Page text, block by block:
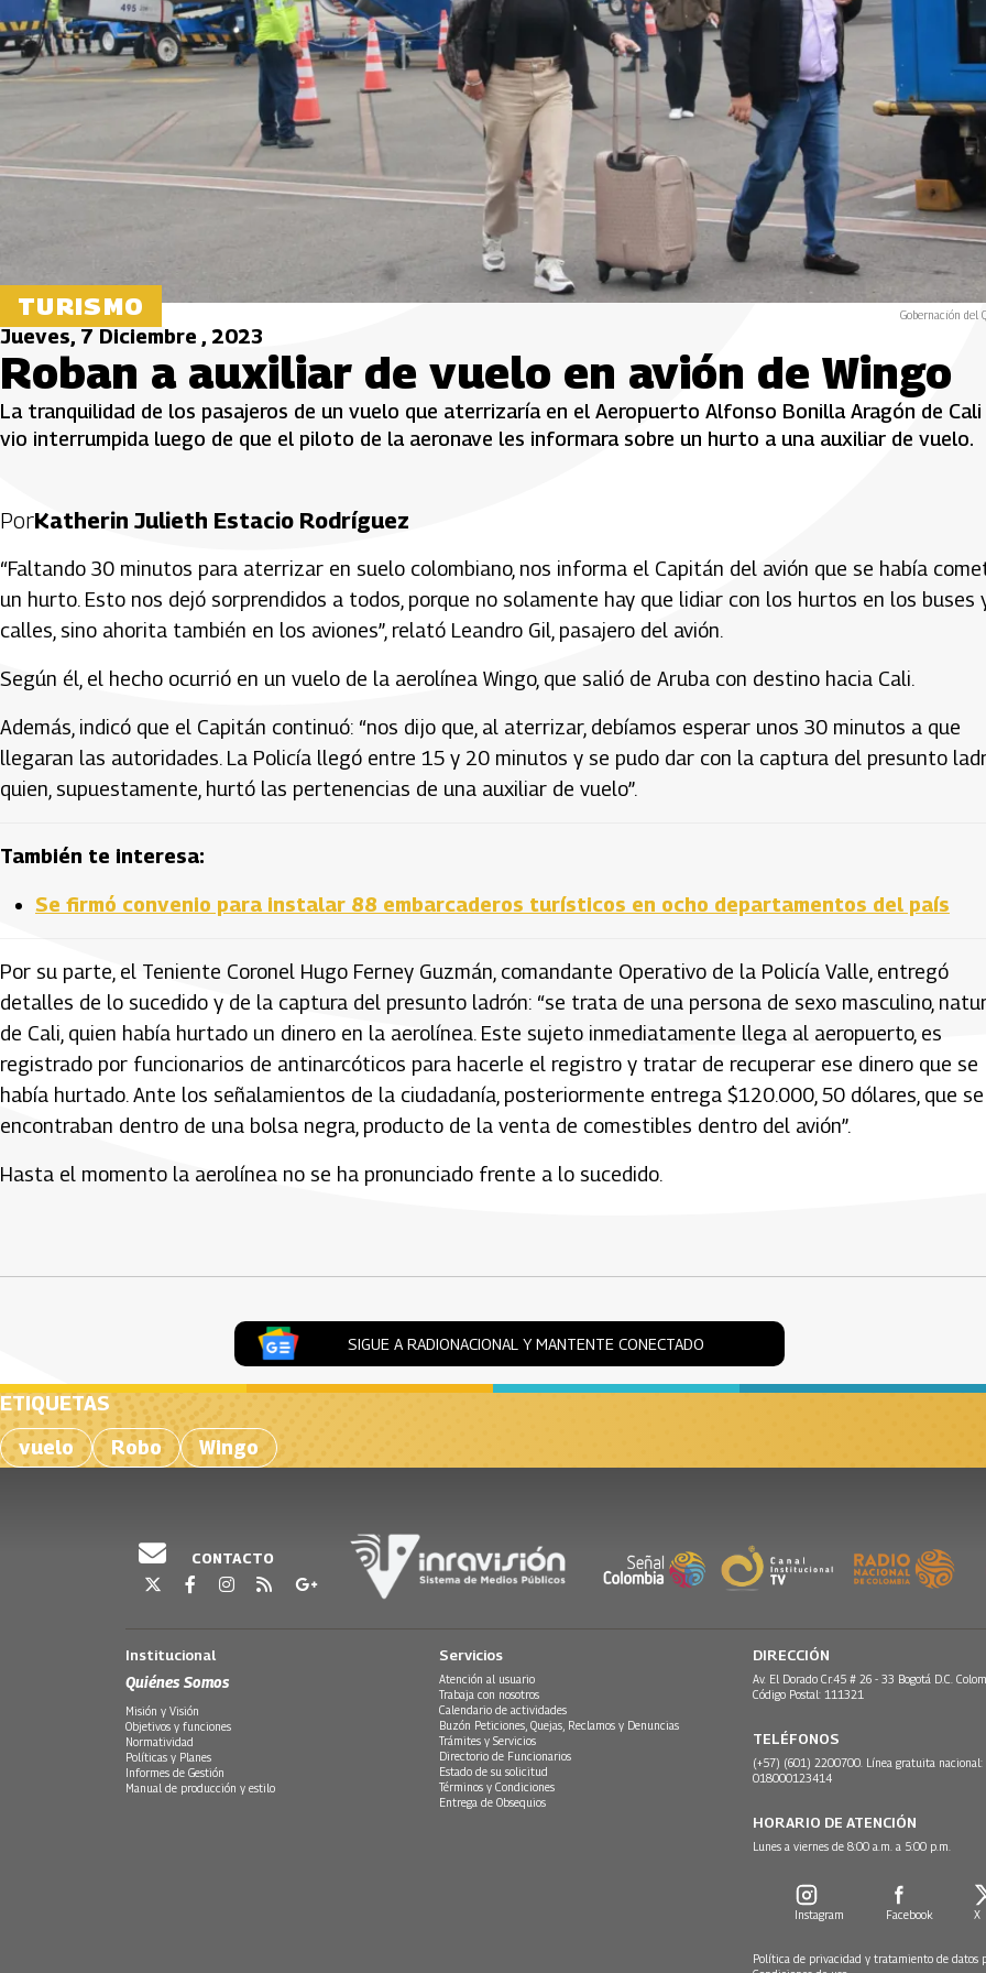
TURISMO Gobernación del
Jueves, 7 Diciembre , 2023
Roban a auxiliar de vuelo en avión de Wingo
La tranquilidad de los pasajeros de un vuelo que aterrizaría en el Aeropuerto Alfonso Bonilla Aragón de Cali
vio interrumpida luego de que el piloto de la aeronave les informara sobre un hurto a una auxiliar de vuelo.
PorKatherin Julieth Estacio Rodríguez
“Faltando 30 minutos para aterrizar en suelo colombiano, nos informa el Capitán del avión que se había
un hurto. Esto nos dejó sorprendidos a todos, porque no solamente hay que lidiar con los hurtos en los buses
calles, sino ahorita también en los aviones”, relató Leandro Gil, pasajero del avión.
Según él, el hecho ocurrió en un vuelo de la aerolínea Wingo, que salió de Aruba con destino hacia Cali.
Además, indicó que el Capitán continuó: “nos dijo que, al aterrizar, debíamos esperar unos 30 minutos a que
llegaran las autoridades. La Policía llegó entre 15 y 20 minutos y se pudo dar con la captura del presunto
quien, supuestamente, hurtó las pertenencias de una auxiliar de vuelo”.
También te interesa:
Se firmó convenio para instalar 88 embarcaderos turísticos en ocho departamentos del país
Por su parte, el Teniente Coronel Hugo Ferney Guzmán, comandante Operativo de la Policía Valle, entregó
detalles de lo sucedido y de la captura del presunto ladrón: “se trata de una persona de sexo masculino,
de Cali, quien había hurtado un dinero en la aerolínea. Este sujeto inmediatamente llega al aeropuerto, es
registrado por funcionarios de antinarcóticos para hacerle el registro y tratar de recuperar ese dinero que se
había hurtado. Ante los señalamientos de la ciudadanía, posteriormente entrega $120.000, 50 dólares, que se
encontraban dentro de una bolsa negra, producto de la venta de comestibles dentro del avión”.
Hasta el momento la aerolínea no se ha pronunciado frente a lo sucedido.
SIGUE A RADIONACIONAL Y MANTENTE CONECTADO
ETIQUETAS
vuelo
Robo Wingo
CONTACTO
Institucional
Quiénes Somos
Misión y Visión
Objetivos y funciones
Normatividad
Políticas y Planes
Informes de Gestión
Manual de producción y estilo
Servicios
Atención al usuario
Trabaja con nosotros
Calendario de actividades
Buzón Peticiones, Quejas, Reclamos y Denuncias
Trámites y Servicios
Directorio de Funcionarios
Estado de su solicitud
Términos y Condiciones
Entrega de Obsequios
DIRECCIÓN
Av. El Dorado Cr.45 # 26 - 33 Bogotá D.C.
Código Postal: 111321
TELÉFONOS
(+57) (601) 2200700. Línea gratuita nacional:
018000123414
HORARIO DE ATENCIÓN
Lunes a viernes de 8:00 a.m. a 5:00 p.m.
Instagram Facebook X
Política de privacidad y tratamiento de datos